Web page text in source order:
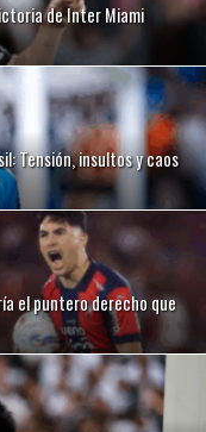
de Inter Miami
Tensión, insultos y caos
el puntero derecho que